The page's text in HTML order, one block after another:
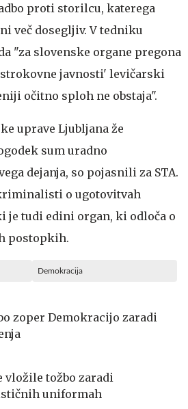
proti storilcu, katerega
več dosegljiv. V tedniku
"za slovenske organe pregona
javnosti' levičarski
očitno sploh ne obstaja".
uprave Ljubljana že
sum uradno
dejanja, so pojasnili za STA.
o ugotovitvah
je tudi edini organ, ki odloča o
postopkih.
Demokracija
zoper Demokracijo zaradi
vložile tožbo zaradi
uniformah